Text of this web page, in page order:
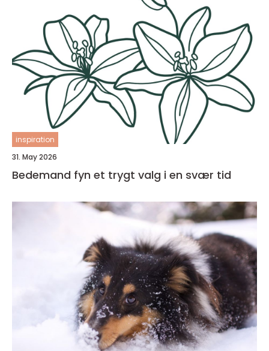
inspiration
31. May 2026
Bedemand fyn et trygt valg i en svær tid